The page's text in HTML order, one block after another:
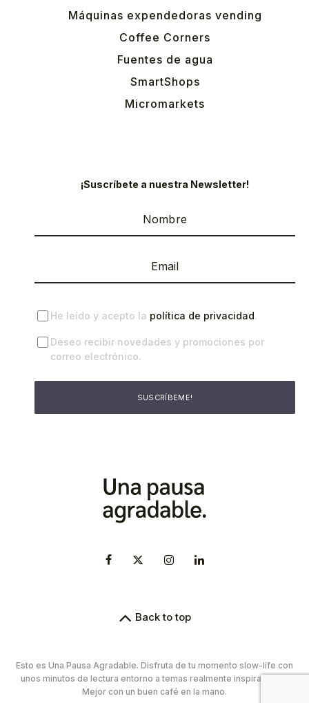
Máquinas expendedoras vending
Coffee Corners
Fuentes de agua
SmartShops
Micromarkets
¡Suscríbete a nuestra Newsletter!
He leído y acepto la política de privacidad.
Deseo recibir novedades y promociones por
correo electrónico.
Back to top
Esto es Una Pausa Agradable. Disfruta de tu momento slow-life con
unos minutos de lectura entorno a temas realmente inspiradores.
Mejor con un buen café en la mano.